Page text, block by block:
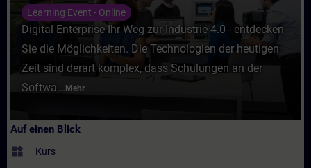
Learning Event - Online
Digital Enterprise Ihr Weg zur Industrie 4.0 - entdecken
Sie die Möglichkeiten. Die Technologien der heutigen
Zeit sind derart komplex, dass Schulungen an der
Softwa... Mehr
Auf einen Blick
widgets Kurs